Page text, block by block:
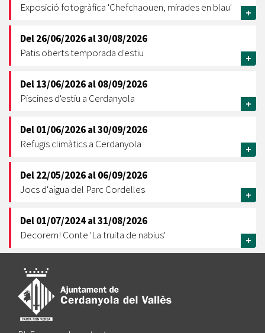
Exposició fotogràfica 'Chefchaouen, mirades en blau'
+
Del26/06/2026al30/08/2026
Patis oberts temporada d'estiu
+
Del13/06/2026al08/09/2026
Piscines d'estiu a Cerdanyola
+
Del01/06/2026al30/09/2026
Refugis climàtics a Cerdanyola
+
Del22/05/2026al06/09/2026
Jocs d'aigua del Parc Cordelles
+
Del01/07/2024al31/08/2026
Decorem! Conte 'La truita de nabius'
+